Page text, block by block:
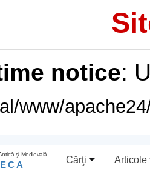
notice:
www/
şi Medievală
Cărţi Articole